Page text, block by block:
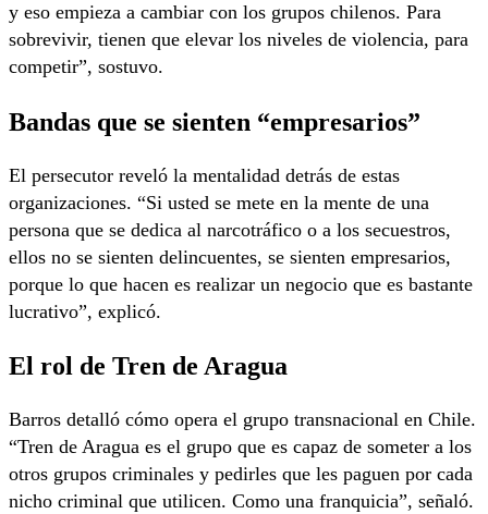
y eso empieza a cambiar con los grupos chilenos. Para
sobrevivir, tienen que elevar los niveles de violencia, para
competir”, sostuvo.
Bandas que se sienten “empresarios”
El persecutor reveló la mentalidad detrás de estas
organizaciones. “Si usted se mete en la mente de una
persona que se dedica al narcotráfico o a los secuestros,
ellos no se sienten delincuentes, se sienten empresarios,
porque lo que hacen es realizar un negocio que es bastante
lucrativo”, explicó.
El rol de Tren de Aragua
Barros detalló cómo opera el grupo transnacional en Chile.
“Tren de Aragua es el grupo que es capaz de someter a los
otros grupos criminales y pedirles que les paguen por cada
nicho criminal que utilicen. Como una franquicia”, señaló.